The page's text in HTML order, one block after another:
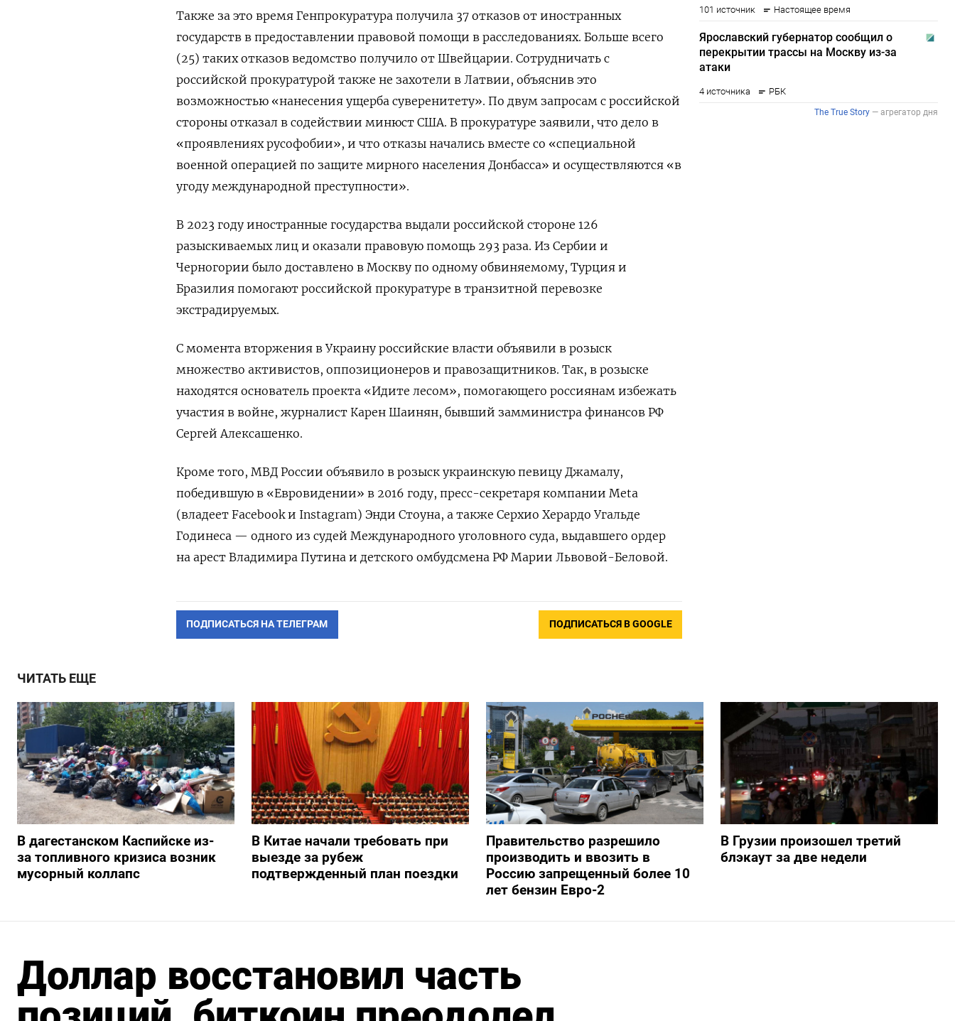
Также за это время Генпрокуратура получила 37 отказов от иностранных
государств в предоставлении правовой помощи в расследованиях. Больше всего
(25) таких отказов ведомство получило от Швейцарии. Сотрудничать с
российской прокуратурой также не захотели в Латвии, объяснив это
возможностью «нанесения ущерба суверенитету». По двум запросам с российской
стороны отказал в содействии минюст США. В прокуратуре заявили, что дело в
«проявлениях русофобии», и что отказы начались вместе со «специальной
военной операцией по защите мирного населения Донбасса» и осуществляются «в
угоду международной преступности».
В 2023 году иностранные государства выдали российской стороне 126
разыскиваемых лиц и оказали правовую помощь 293 раза. Из Сербии и
Черногории было доставлено в Москву по одному обвиняемому, Турция и
Бразилия помогают российской прокуратуре в транзитной перевозке
экстрадируемых.
С момента вторжения в Украину российские власти объявили в розыск
множество активистов, оппозиционеров и правозащитников. Так, в розыске
находятся основатель проекта «Идите лесом», помогающего россиянам избежать
участия в войне, журналист Карен Шаинян, бывший замминистра финансов РФ
Сергей Алексашенко.
Кроме того, МВД России объявило в розыск украинскую певицу Джамалу,
победившую в «Евровидении» в 2016 году, пресс-секретаря компании Meta
(владеет Facebook и Instagram) Энди Стоуна, а также Серхио Херардо Угальде
Годинеса — одного из судей Международного уголовного суда, выдавшего ордер
на арест Владимира Путина и детского омбудсмена РФ Марии Львовой-Беловой.
ПОДПИСАТЬСЯ НА ТЕЛЕГРАМ ПОДПИСАТЬСЯ В GOOGLE
ЧИТАТЬ ЕЩЕ
В дагестанском Каспийске из-
за топливного кризиса возник
мусорный коллапс
В Китае начали требовать при
выезде за рубеж
подтвержденный план поездки
Правительство разрешило
производить и ввозить в
Россию запрещенный более 10
лет бензин Евро-2
В Грузии произошел третий
блэкаут за две недели
Доллар восстановил часть